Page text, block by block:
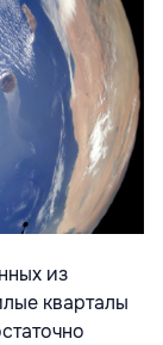
из
кварталы